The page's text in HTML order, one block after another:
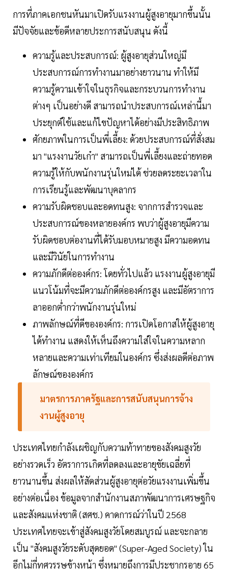
การที่ภาคเอกชนหันมาเปิดรับแรงงานผู้สูงอายุมากขึ้นนั้น
มีปัจจัยและข้อดีหลายประการสนับสนุน ดังนี้
ความรู้และประสบการณ์: ผู้สูงอายุส่วนใหญ่มี
ประสบการณ์การทำงานมาอย่างยาวนาน ทำให้มี
ความรู้ความเข้าใจในธุรกิจและกระบวนการทำงาน
ต่างๆ เป็นอย่างดี สามารถนำประสบการณ์เหล่านี้มา
ประยุกต์ใช้และแก้ไขปัญหาได้อย่างมีประสิทธิภาพ
ศักยภาพในการเป็นพี่เลี้ยง: ด้วยประสบการณ์ที่สั่งสม
มา "แรงงานวัยเก๋า" สามารถเป็นพี่เลี้ยงและถ่ายทอด
ความรู้ให้กับพนักงานรุ่นใหม่ได้ ช่วยลดระยะเวลาใน
การเรียนรู้และพัฒนาบุคลากร
ความรับผิดชอบและอดทนสูง: จากการสำรวจและ
ประสบการณ์ของหลายองค์กร พบว่าผู้สูงอายุมีความ
รับผิดชอบต่องานที่ได้รับมอบหมายสูง มีความอดทน
และมีวินัยในการทำงาน
ความภักดีต่อองค์กร: โดยทั่วไปแล้ว แรงงานผู้สูงอายุมี
แนวโน้มที่จะมีความภักดีต่อองค์กรสูง และมีอัตราการ
ลาออกต่ำกว่าพนักงานรุ่นใหม่
ภาพลักษณ์ที่ดีขององค์กร: การเปิดโอกาสให้ผู้สูงอายุ
ได้ทำงาน แสดงให้เห็นถึงความใส่ใจในความหลาก
หลายและความเท่าเทียมในองค์กร ซึ่งส่งผลดีต่อภาพ
ลักษณ์ขององค์กร
มาตรการภาครัฐและการสนับสนุนการจ้าง
งานผู้สูงอายุ
ประเทศไทยกำลังเผชิญกับความท้าทายของสังคมสูงวัย
อย่างรวดเร็ว อัตราการเกิดที่ลดลงและอายุขัยเฉลี่ยที่
ยาวนานขึ้น ส่งผลให้สัดส่วนผู้สูงอายุต่อวัยแรงงานเพิ่มขึ้น
อย่างต่อเนื่อง ข้อมูลจากสำนักงานสภาพัฒนาการเศรษฐกิจ
และสังคมแห่งชาติ (สศช.) คาดการณ์ว่าในปี 2568
ประเทศไทยจะเข้าสู่สังคมสูงวัยโดยสมบูรณ์ และจะกลาย
เป็น "สังคมสูงวัยระดับสุดยอด" (Super-Aged Society) ใน
อีกไม่กี่ทศวรรษข้างหน้า ซึ่งหมายถึงการมีประชากรอายุ 65